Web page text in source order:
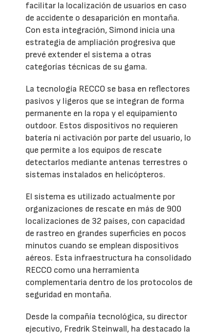
facilitar la localización de usuarios en caso
de accidente o desaparición en montaña.
Con esta integración, Simond inicia una
estrategia de ampliación progresiva que
prevé extender el sistema a otras
categorías técnicas de su gama.
La tecnología RECCO se basa en reflectores
pasivos y ligeros que se integran de forma
permanente en la ropa y el equipamiento
outdoor. Estos dispositivos no requieren
batería ni activación por parte del usuario, lo
que permite a los equipos de rescate
detectarlos mediante antenas terrestres o
sistemas instalados en helicópteros.
El sistema es utilizado actualmente por
organizaciones de rescate en más de 900
localizaciones de 32 países, con capacidad
de rastreo en grandes superficies en pocos
minutos cuando se emplean dispositivos
aéreos. Esta infraestructura ha consolidado
RECCO como una herramienta
complementaria dentro de los protocolos de
seguridad en montaña.
Desde la compañía tecnológica, su director
ejecutivo, Fredrik Steinwall, ha destacado la